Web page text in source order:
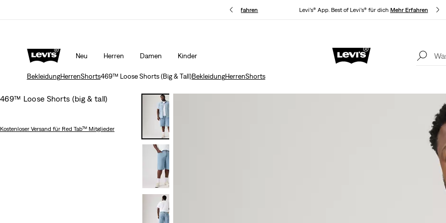
Mehr Erfahren Levi’s® App. Best of Levi’s® für dich Mehr Erfahren
Neu Herren Damen Kinder
Aktualisierte Versand- und Rückgabebedingungen Mehr Erfahren
BekleidungHerrenShorts469™ Loose Shorts (Big & Tall)BekleidungHerrenShorts
469™ Loose Shorts (big & tall)
Kostenloser Versand für Red Tab™ Mitglieder